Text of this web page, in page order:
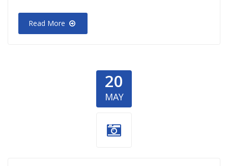
Read More
20
MAY